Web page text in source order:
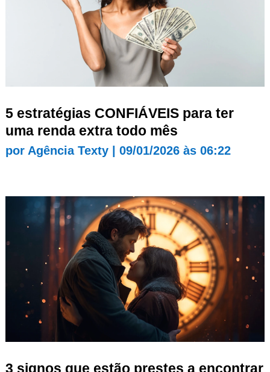
5 estratégias CONFIÁVEIS para ter
uma renda extra todo mês
por Agência Texty| 09/01/2026 às 06:22
3 signos que estão prestes a encontrar